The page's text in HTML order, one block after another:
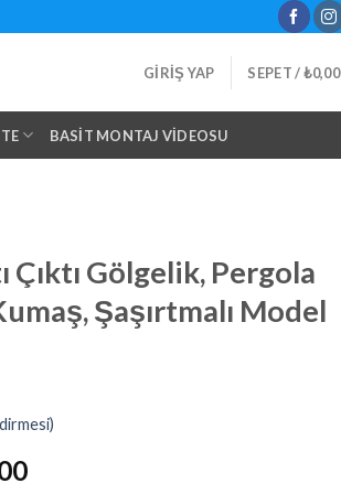
GIRIŞ YAP SEPET /₺0,00
BASIT MONTAJ VIDEOSU
Gölgelik, Pergola
Şaşırtmalı Model
Şu